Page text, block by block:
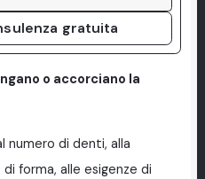
gratuita
o accorciano la
numero di denti, alla
forma, alle esigenze di